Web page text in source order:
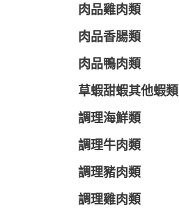
肉品雞肉類
肉品香腸類
肉品鴨肉類
草蝦甜蝦其他蝦類
調理海鮮類
調理牛肉類
調理豬肉類
調理雞肉類